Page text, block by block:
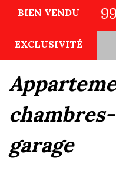
BIEN VENDU
EXCLUSIVITÉ
appartement t3-60m²-2
garage